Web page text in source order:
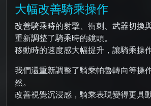
大幅改善騎乘操作
改善騎乘時的射擊、衝刺、武器切換
重新調整了騎乘時的鏡頭。
移動時的速度感大幅提升，讓騎乘操
我們還重新調整了騎乘帕魯轉向等操
然。
改善視覺沉浸感，騎乘表現變得更具動